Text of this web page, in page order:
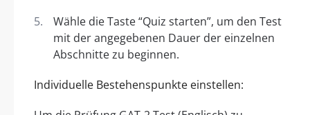
Wähle die Taste “Quiz starten”, um den Test
mit der angegebenen Dauer der einzelnen
Abschnitte zu beginnen.
Individuelle Bestehenspunkte einstellen: